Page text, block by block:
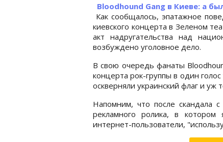
Bloodhound Gang в Киеве: а
Как сообщалось, эпатажное
киевского концерта в Зеленом
акт надругательства над
возбуждено уголовное дело.
В свою очередь фанаты
концерта рок-группы в один голос
оскверняли украинский флаг и уж
Напомним, что после скандала
рекламного ролика, в котором
интернет-пользователи,